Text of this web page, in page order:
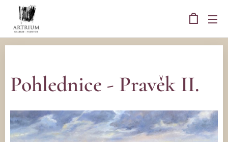
Pohlednice - Pravěk II.